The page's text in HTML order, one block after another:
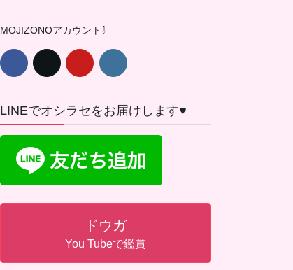
MOJIZONOアカウント⇩
LINEでオシラセをお届けします♥
ドウガ
You Tubeで鑑賞